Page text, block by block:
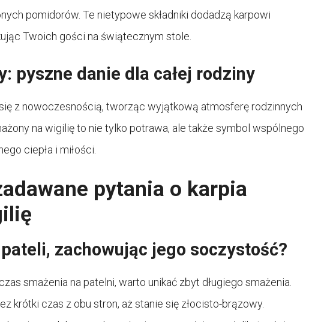
pomidorów. Te nietypowe składniki dodadzą karpowi
Twoich gości na świątecznym stole.
pyszne danie dla całej rodziny
z nowoczesnością, tworząc wyjątkową atmosferę rodzinnych
na wigilię to nie tylko potrawa, ale także symbol wspólnego
ciepła i miłości.
pytania o karpia
zachowując jego soczystość?
smażenia na patelni, warto unikać zbyt długiego smażenia.
krótki czas z obu stron, aż stanie się złocisto-brązowy.